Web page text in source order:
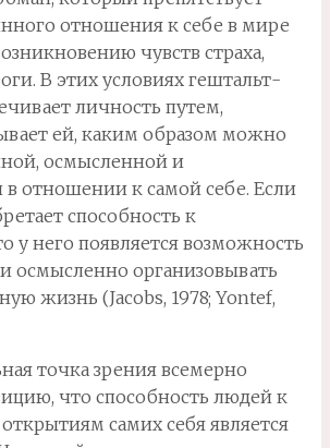
отношения к себе в мире
чувств страха,
В этих условиях гештальт-
личность путем,
ей, каким образом можно
осмысленной и
в отношении к самой себе. Если
способность к
у него появляется возможность
осмысленно организовывать
жизнь (Jacobs, 1978; Yontef,
точка зрения всемерно
что способность людей к
самих себя является